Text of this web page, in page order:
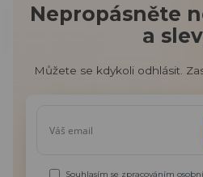
Nepropásněte
a
Můžete se kdykoli odhlásit.
Souhlasím se zpracováním